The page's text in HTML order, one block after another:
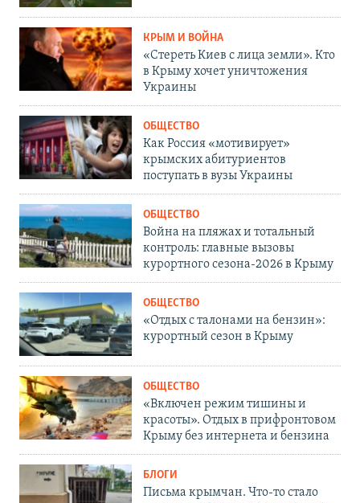
КРЫМ И ВОЙНА
«Стереть Киев с лица земли». Кто
в Крыму хочет уничтожения
Украины
ОБЩЕСТВО
Как Россия «мотивирует»
крымских абитуриентов
поступать в вузы Украины
ОБЩЕСТВО
Война на пляжах и тотальный
контроль: главные вызовы
курортного сезона-2026 в Крыму
ОБЩЕСТВО
«Отдых с талонами на бензин»:
курортный сезон в Крыму
ОБЩЕСТВО
«Включен режим тишины и
красоты». Отдых в прифронтовом
Крыму без интернета и бензина
БЛОГИ
Письма крымчан. Что-то стало